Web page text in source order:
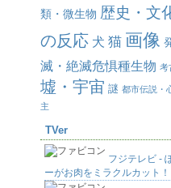
類・微生物 歴史・文
の反応 犬 猫 画像
滅・絶滅危惧種生物 考
墟・宇宙 謎 都市伝説・
主
TVer
フジテレビ -
ーがお肉をミラクルカット！